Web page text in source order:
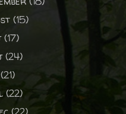
(15)
(17)
(24)
(21)
(22)